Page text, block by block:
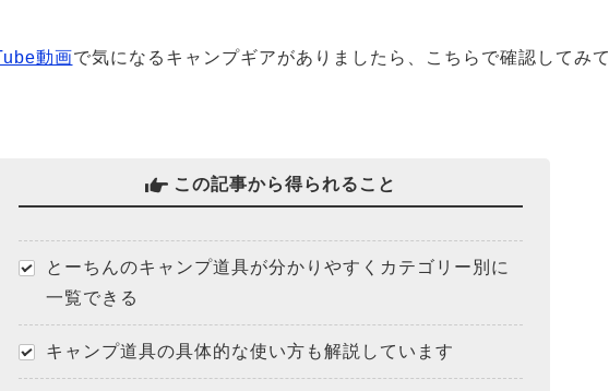
動画で気になるキャンプギアがありましたら、こちらで確認してみて
この記事から得られること
とーちんのキャンプ道具が分かりやすくカテゴリー別に
一覧できる
キャンプ道具の具体的な使い方も解説しています